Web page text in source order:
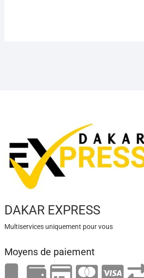
DAKAR EXPRESS
Multiservices uniquement pour vous
Moyens de paiement